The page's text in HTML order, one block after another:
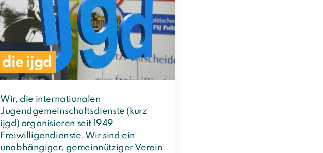
die ijgd
Wir, die internationalen
Jugendgemeinschaftsdienste (kurz
ijgd) organisieren seit 1949
Freiwilligendienste. Wir sind ein
unabhängiger, gemeinnütziger Verein